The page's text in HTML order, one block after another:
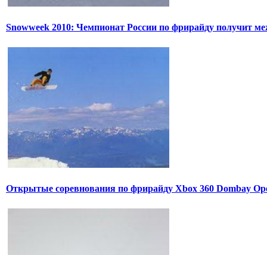
Snowweek 2010: Чемпионат России по фрирайду получит
Открытые соревнования по фрирайду Xbox 360 Dombay